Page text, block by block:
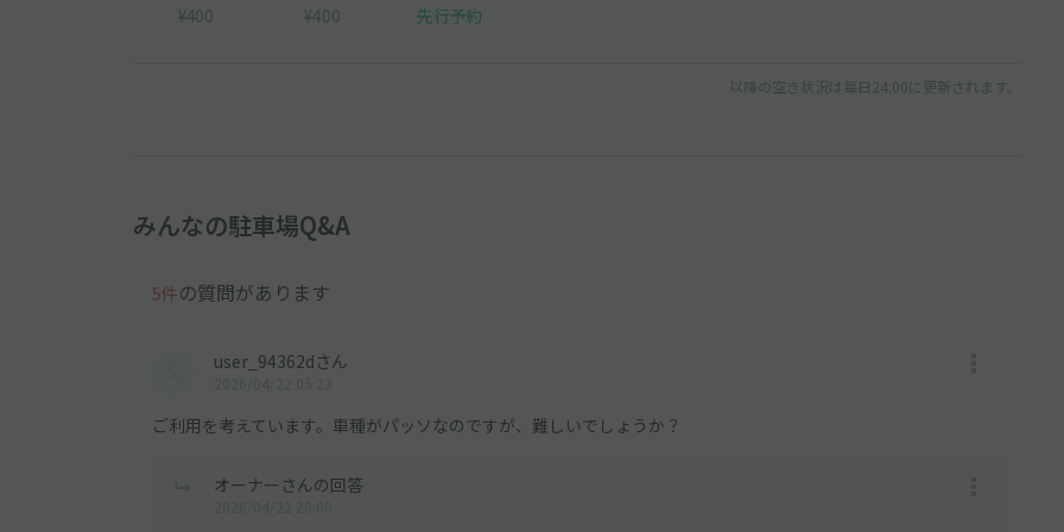
¥400 ¥400 先行予約
以降の空き状況は毎日24:00に更新されます。
みんなの駐車場Q&A
5件の質問があります
user_94362dさん
ご利用を考えています。車種がパッソなのですが、難しいでしょうか？
オーナーさんの回答